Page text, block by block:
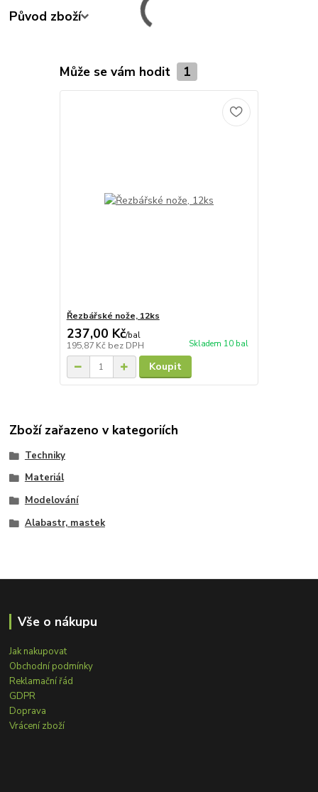
Původ zboží
Může se vám hodit 1
Řezbářské nože, 12ks
237,00 Kč/bal
195,87 Kč bez DPH Skladem 10 bal
Koupit
Zboží zařazeno v kategoriích
Techniky
Materiál
Modelování
Alabastr, mastek
Vše o nákupu
Jak nakupovat
Obchodní podmínky
Reklamační řád
GDPR
Doprava
Vrácení zboží